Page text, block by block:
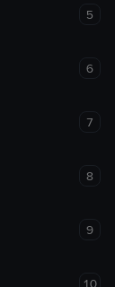
5
6
7
8
9
10